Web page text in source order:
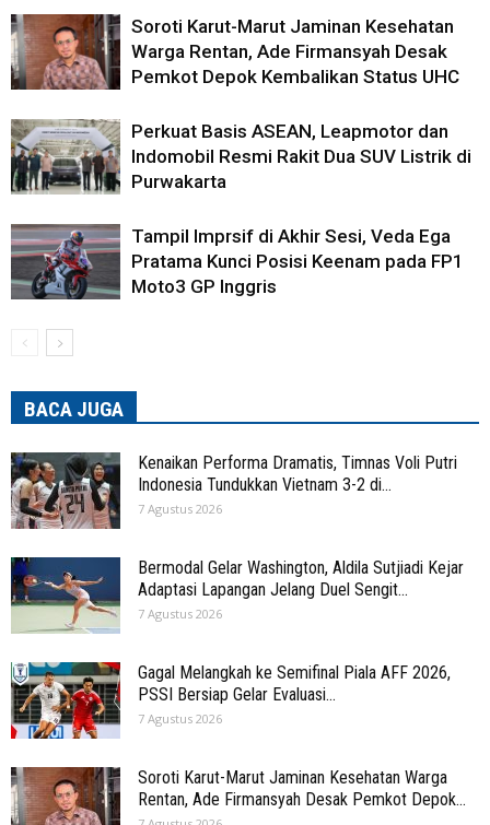
Soroti Karut-Marut Jaminan Kesehatan
Warga Rentan, Ade Firmansyah Desak
Pemkot Depok Kembalikan Status UHC
Perkuat Basis ASEAN, Leapmotor dan
Indomobil Resmi Rakit Dua SUV Listrik di
Purwakarta
Tampil Imprsif di Akhir Sesi, Veda Ega
Pratama Kunci Posisi Keenam pada FP1
Moto3 GP Inggris
BACA JUGA
Kenaikan Performa Dramatis, Timnas Voli Putri
Indonesia Tundukkan Vietnam 3-2 di...
7 Agustus 2026
Bermodal Gelar Washington, Aldila Sutjiadi Kejar
Adaptasi Lapangan Jelang Duel Sengit...
7 Agustus 2026
Gagal Melangkah ke Semifinal Piala AFF 2026,
PSSI Bersiap Gelar Evaluasi...
7 Agustus 2026
Soroti Karut-Marut Jaminan Kesehatan Warga
Rentan, Ade Firmansyah Desak Pemkot Depok...